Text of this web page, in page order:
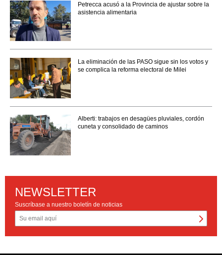
Petrecca acusó a la Provincia de ajustar sobre la
asistencia alimentaria
La eliminación de las PASO sigue sin los votos y
se complica la reforma electoral de Milei
Alberti: trabajos en desagües pluviales, cordón
cuneta y consolidado de caminos
NEWSLETTER
Suscríbase a nuestro boletín de noticias